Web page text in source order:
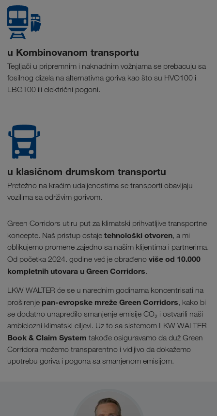
u Kombinovanom transportu
Tegljači u pripremnim i naknadnim vožnjama se prebacuju sa
fosilnog dizela na alternativna goriva kao što su HVO100 i
LBG100 ili električni pogoni.
u klasičnom drumskom transportu
Pretežno na kraćim udaljenostima se transporti obavljaju
vozilima sa održivim gorivom.
Green Corridors utiru put za klimatski prihvatljive transportne
koncepte. Naš pristup ostaje tehnološki otvoren, a mi
oblikujemo promene zajedno sa našim klijentima i partnerima.
Od početka 2024. godine već je obrađeno više od 10.000
kompletnih utovara u Green Corridors.
LKW WALTER će se u narednim godinama koncentrisati na
proširenje pan-evropske mreže Green Corridors, kako bi
se dodatno unapredilo smanjenje emisije CO₂ i ostvarili naši
ambiciozni klimatski ciljevi. Uz to sa sistemom LKW WALTER
Book & Claim System takođe osiguravamo da duž Green
Corridora možemo transparentno i vidljivo da dokažemo
upotrebu goriva i pogona sa smanjenom emisijom.